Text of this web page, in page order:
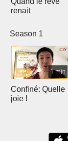
renait
Season 1
1 min
Confiné: Quelle
joie !